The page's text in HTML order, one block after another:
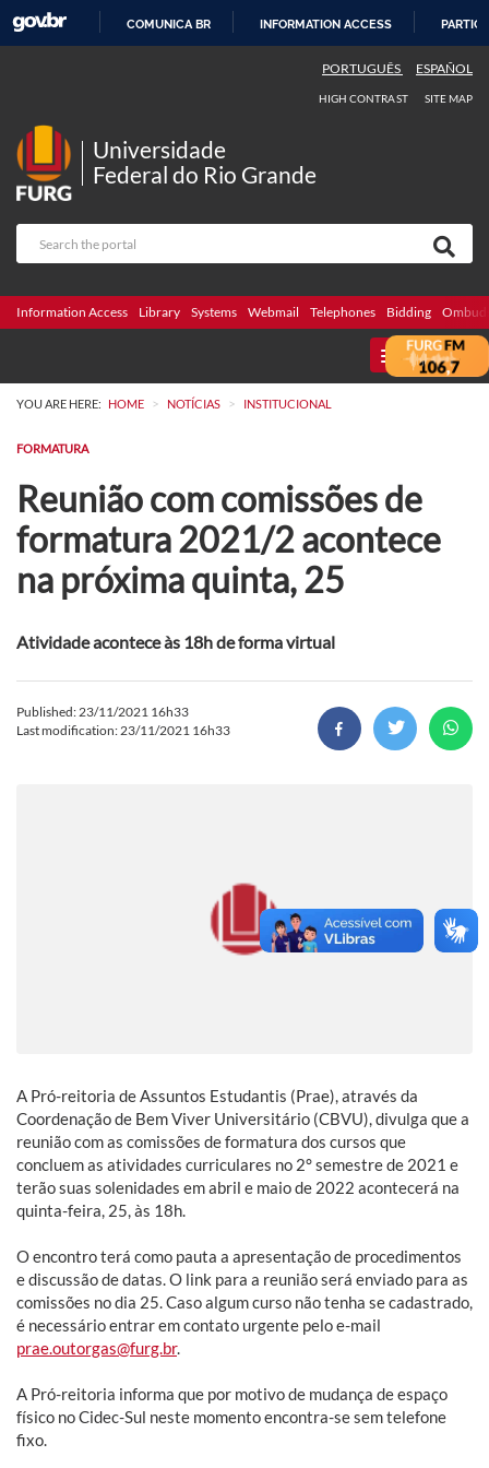
COMUNICA BR INFORMATION ACCESS
PORTUGUÊS ESPAÑOL
HIGH CONTRAST SITE MAP
Universidade
Federal do Rio Grande
Information Access Library Systems Webmail Telephones Bidding
MENU
YOU ARE HERE: HOME > NOTÍCIAS > INSTITUCIONAL
FORMATURA
Reunião com comissões de
formatura 2021/2 acontece
na próxima quinta, 25
Atividade acontece às 18h de forma virtual
Published: 23/11/2021 16h33
Last modification: 23/11/2021 16h33
A Pró-reitoria de Assuntos Estudantis (Prae), através da
Coordenação de Bem Viver Universitário (CBVU), divulga que a
reunião com as comissões de formatura dos cursos que
concluem as atividades curriculares no 2° semestre de 2021 e
terão suas solenidades em abril e maio de 2022 acontecerá na
quinta-feira, 25, às 18h.
O encontro terá como pauta a apresentação de procedimentos
e discussão de datas. O link para a reunião será enviado para as
comissões no dia 25. Caso algum curso não tenha se cadastrado,
é necessário entrar em contato urgente pelo e-mail
prae.outorgas@furg.br.
A Pró-reitoria informa que por motivo de mudança de espaço
físico no Cidec-Sul neste momento encontra-se sem telefone
fixo.